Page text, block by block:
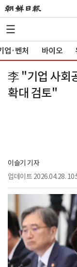
업·벤처 바이오
李 "기업 사회
확대 검토"
이슬기 기자
업데이트 2026.04.28.